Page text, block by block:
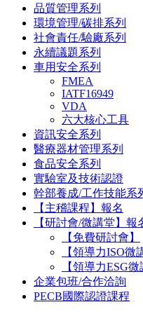
品質管理系列
環境管理/碳排系列
社會責任/驗廠系列
永續議題系列
車用安全系列
FMEA
IATF16949
VDA
六大核心工具
資訊安全系列
醫療器材管理系列
食品安全系列
實驗室及技術認證
幹部養成/工作技能系
【主稽課程】報名
【研討會/微講堂】報
【免費研討會】
【領導力ISO微
【領導力ESG微
企業包班/合作洽詢
PECB國際認證課程